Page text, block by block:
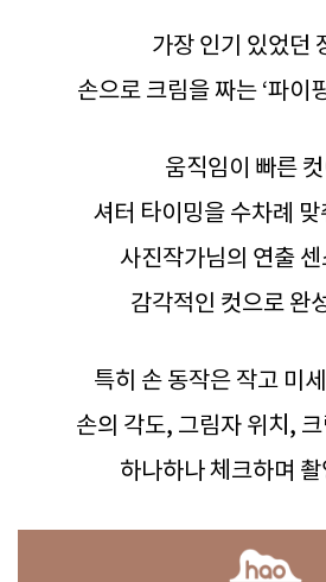
가장 인기 있었던
손으로 크림을 짜는 ‘파이
움직임이 빠른
셔터 타이밍을 수차례
사진작가님의 연출
감각적인 컷으로 완
특히 손 동작은 작고 미
손의 각도, 그림자 위치,
하나하나 체크하며